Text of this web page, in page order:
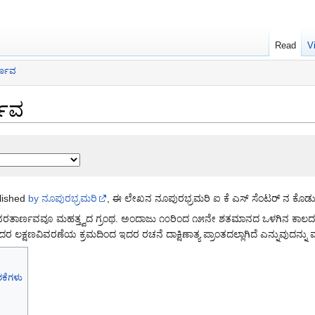
by ನೂಪುರಭ್ರಮರಿ
, ಈ ಲೇಖನ ನೂಪುರಭ್ರಮರಿ ಐ ಕೆ ಎಸ್ ಸೆಂಟರ್ ನ
ಭರತಾರ್ಣವವೂ ಮಹತ್ತ್ವದ ಗ್ರಂಥ. ಅಂದಾಜು ೧೦ರಿಂದ ೧೫ನೇ ಶತಮಾನದ ಒಳಗಿನ
ಲಕ್ಷಣವಿವರಣೆಯ ಕ್ರಮದಿಂದ ಇದರ ರಚನೆ ದಾಕ್ಷಿಣಾತ್ಯ ಪ್ರಾಂತದಲ್ಲಾಗಿದೆ
Read